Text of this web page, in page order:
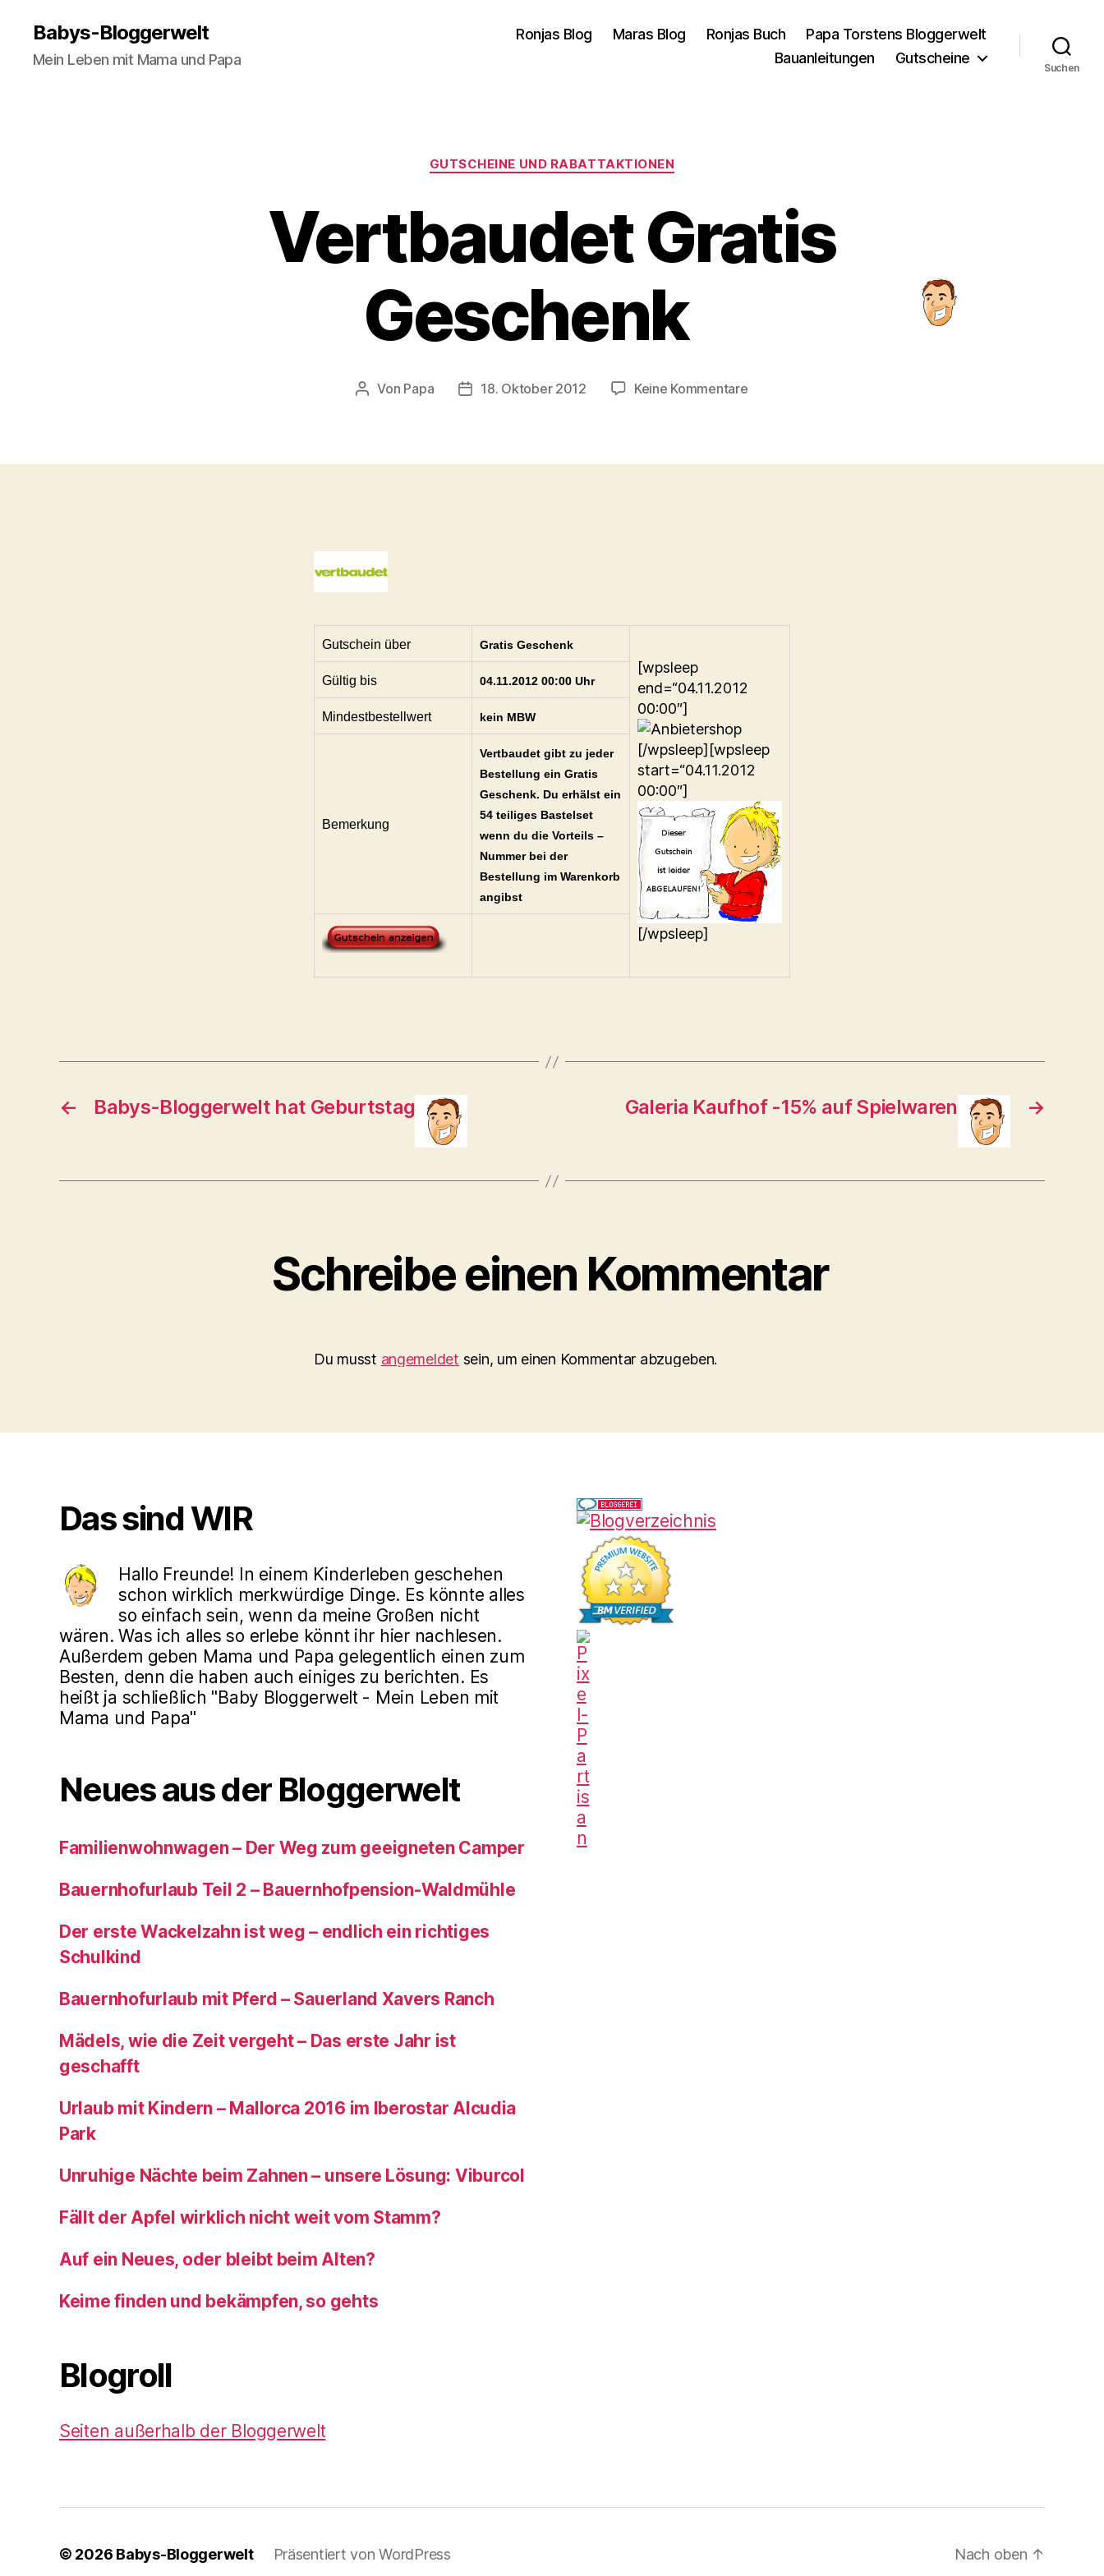
Babys-Bloggerwelt
Mein Leben mit Mama und Papa
Ronjas Blog Maras Blog Ronjas Buch
Papa Torstens Bloggerwelt
Bauanleitungen
Gutscheine
Suchen
Kategorien
GUTSCHEINE UND RABATTAKTIONEN
Vertbaudet Gratis
Geschenk
Beitragsautor
Von Papa Veröffentlichungsdatum
18. Oktober 2012 Keine Kommentarezu
Gutschein über Gratis Geschenk
[wpsleep
end=“04.11.2012
00:00″]
[/wpsleep][wpsleep
start=“04.11.2012
00:00″]
[/wpsleep]
Gültig bis 04.11.2012 00:00 Uhr
Mindestbestellwert kein MBW
Bemerkung
Vertbaudet gibt zu jeder
Bestellung ein Gratis
Geschenk. Du erhälst ein
54 teiliges Bastelset
wenn du die Vorteils –
Nummer bei der
Bestellung im Warenkorb
angibst
← Babys-Bloggerwelt hat Geburtstag →
Galeria Kaufhof -15% auf Spielwaren
Schreibe einen Kommentar
Du musst angemeldet sein, um einen Kommentar abzugeben.
Das sind WIR
Hallo Freunde! In einem Kinderleben geschehen
schon wirklich merkwürdige Dinge. Es könnte alles
so einfach sein, wenn da meine Großen nicht
wären. Was ich alles so erlebe könnt ihr hier nachlesen.
Außerdem geben Mama und Papa gelegentlich einen zum
Besten, denn die haben auch einiges zu berichten. Es
heißt ja schließlich "Baby Bloggerwelt - Mein Leben mit
Mama und Papa"
Neues aus der Bloggerwelt
Familienwohnwagen – Der Weg zum geeigneten Camper
Bauernhofurlaub Teil 2 – Bauernhofpension-Waldmühle
Der erste Wackelzahn ist weg – endlich ein richtiges
Schulkind
Bauernhofurlaub mit Pferd – Sauerland Xavers Ranch
Mädels, wie die Zeit vergeht – Das erste Jahr ist
geschafft
Urlaub mit Kindern – Mallorca 2016 im Iberostar Alcudia
Park
Unruhige Nächte beim Zahnen – unsere Lösung: Viburcol
Fällt der Apfel wirklich nicht weit vom Stamm?
Auf ein Neues, oder bleibt beim Alten?
Keime finden und bekämpfen, so gehts
Blogroll
Seiten außerhalb der Bloggerwelt
© 2026 Babys-Bloggerwelt Präsentiert von WordPress Nach oben ↑